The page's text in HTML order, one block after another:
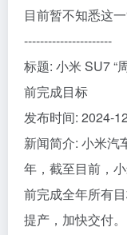
目前暂不知悉这
----------------------
标题: 小米 SU7 “
前完成目标
发布时间: 2024-
新闻简介: 小米汽
年，截至目前，
前完成全年所有
提产，加快交付。